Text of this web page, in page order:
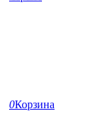
0Корзина